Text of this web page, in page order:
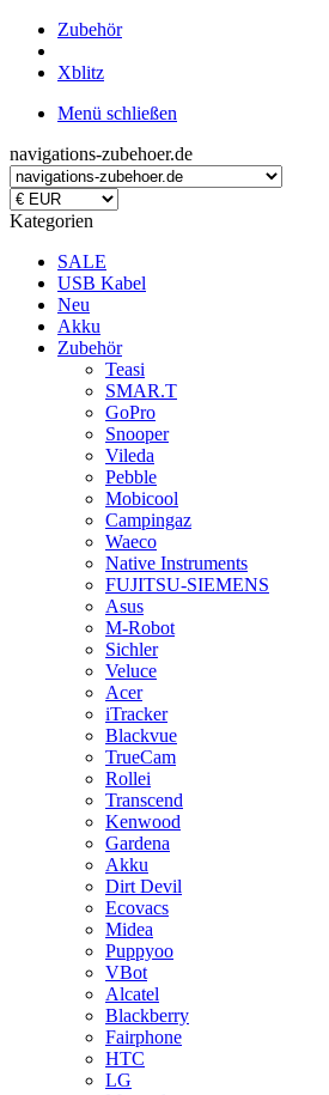
Zubehör
Xblitz
Menü schließen
navigations-zubehoer.de
Kategorien
SALE
USB Kabel
Neu
Akku
Zubehör
Teasi
SMAR.T
GoPro
Snooper
Vileda
Pebble
Mobicool
Campingaz
Waeco
Native Instruments
FUJITSU-SIEMENS
Asus
M-Robot
Sichler
Veluce
Acer
iTracker
Blackvue
TrueCam
Rollei
Transcend
Kenwood
Gardena
Akku
Dirt Devil
Ecovacs
Midea
Puppyoo
VBot
Alcatel
Blackberry
Fairphone
HTC
LG